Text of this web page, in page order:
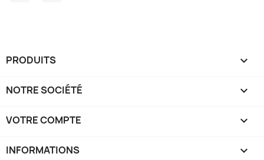
PRODUITS 
NOTRE SOCIÉTÉ 
VOTRE COMPTE 
INFORMATIONS keyboard_arrow_down